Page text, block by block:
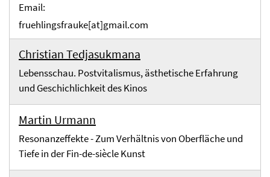
Email:
fruehlingsfrauke[at]gmail.com
Christian Tedjasukmana
Lebensschau. Postvitalismus, ästhetische Erfahrung
und Geschichlichkeit des Kinos
Martin Urmann
Resonanzeffekte - Zum Verhältnis von Oberfläche und
Tiefe in der Fin-de-siècle Kunst